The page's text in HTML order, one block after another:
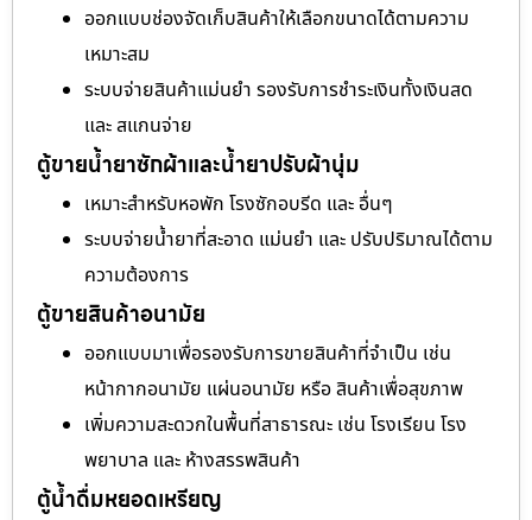
ออกแบบช่องจัดเก็บสินค้าให้เลือกขนาดได้ตามความ
เหมาะสม
ระบบจ่ายสินค้าแม่นยำ รองรับการชำระเงินทั้งเงินสด
และ สแกนจ่าย
ตู้ขายน้ำยาซักผ้าและน้ำยาปรับผ้านุ่ม
เหมาะสำหรับหอพัก โรงซักอบรีด และ อื่นๆ
ระบบจ่ายน้ำยาที่สะอาด แม่นยำ และ ปรับปริมาณได้ตาม
ความต้องการ
ตู้ขายสินค้าอนามัย
ออกแบบมาเพื่อรองรับการขายสินค้าที่จำเป็น เช่น
หน้ากากอนามัย แผ่นอนามัย หรือ สินค้าเพื่อสุขภาพ
เพิ่มความสะดวกในพื้นที่สาธารณะ เช่น โรงเรียน โรง
พยาบาล และ ห้างสรรพสินค้า
ตู้น้ำดื่มหยอดเหรียญ